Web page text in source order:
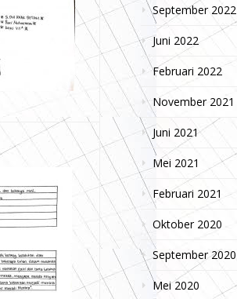
September 2022
Juni 2022
Februari 2022
November 2021
Juni 2021
Mei 2021
Februari 2021
Oktober 2020
September 2020
Mei 2020